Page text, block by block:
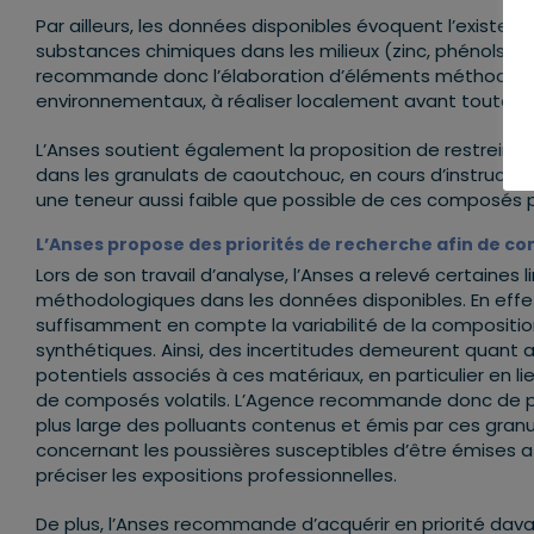
Par ailleurs, les données disponibles évoquent
substances chimiques dans les milieux (zinc,
recommande donc l’élaboration d’éléments
environnementaux, à réaliser localement avant toute
L’Anses soutient également la proposition de
dans les granulats de caoutchouc, en cours
une teneur aussi faible que possible de ces composés
L’Anses propose des priorités de recherche afin de
Lors de son travail d’analyse, l’Anses a relevé certaines
méthodologiques dans les données disponibles. En
suffisamment en compte la variabilité de la
synthétiques. Ainsi, des incertitudes demeurent quant
potentiels associés à ces matériaux, en particulier en
de composés volatils. L’Agence recommande donc de
plus large des polluants contenus et émis par ces
concernant les poussières susceptibles d’être émises
préciser les expositions professionnelles.
De plus, l’Anses recommande d’acquérir en priorité